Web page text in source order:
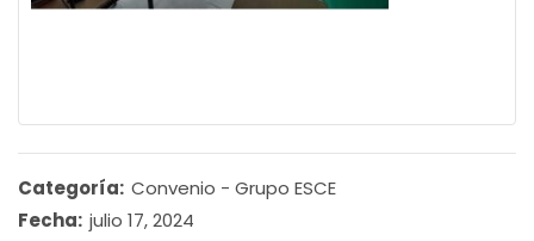
Categoría: Convenio - Grupo ESCE
Fecha: julio 17, 2024